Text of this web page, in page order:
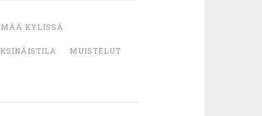
KYLISSÄ
MUISTELUT